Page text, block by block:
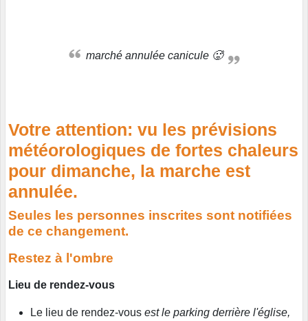
marché annulée canicule 🥵
Votre attention: vu les prévisions
météorologiques de fortes chaleurs
pour dimanche, la marche est
annulée.
Seules les personnes inscrites sont notifiées
de ce changement.
Restez à l'ombre
Lieu de rendez-vous
Le lieu de rendez-vous est le parking derrière l'église,